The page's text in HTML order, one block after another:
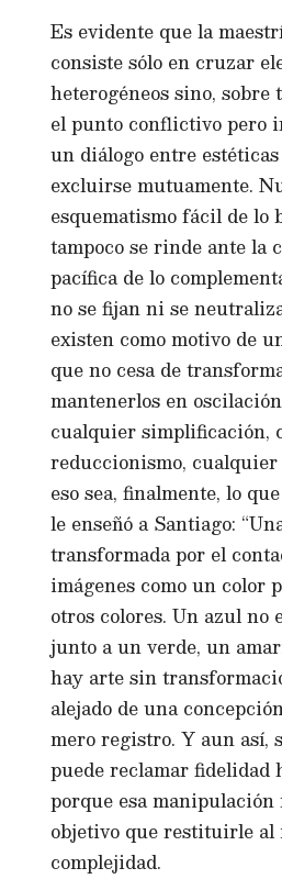
Es evidente que la
consiste sólo en cruzar
heterogéneos sino, sobre
el punto conflictivo pero
un diálogo entre
excluirse mutuamente.
esquematismo fácil de lo
tampoco se rinde ante la
pacífica de lo
no se fijan ni se
existen como motivo de
que no cesa de
mantenerlos en
cualquier simplificación,
reduccionismo,
eso sea, finalmente, lo
le enseñó a Santiago:
transformada por el
imágenes como un color
otros colores. Un azul no
junto a un verde, un
hay arte sin
alejado de una
mero registro. Y aun así,
puede reclamar fidelidad
porque esa
objetivo que restituirle al
complejidad.